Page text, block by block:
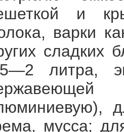
и
варки
сладких
литра,
мусса;